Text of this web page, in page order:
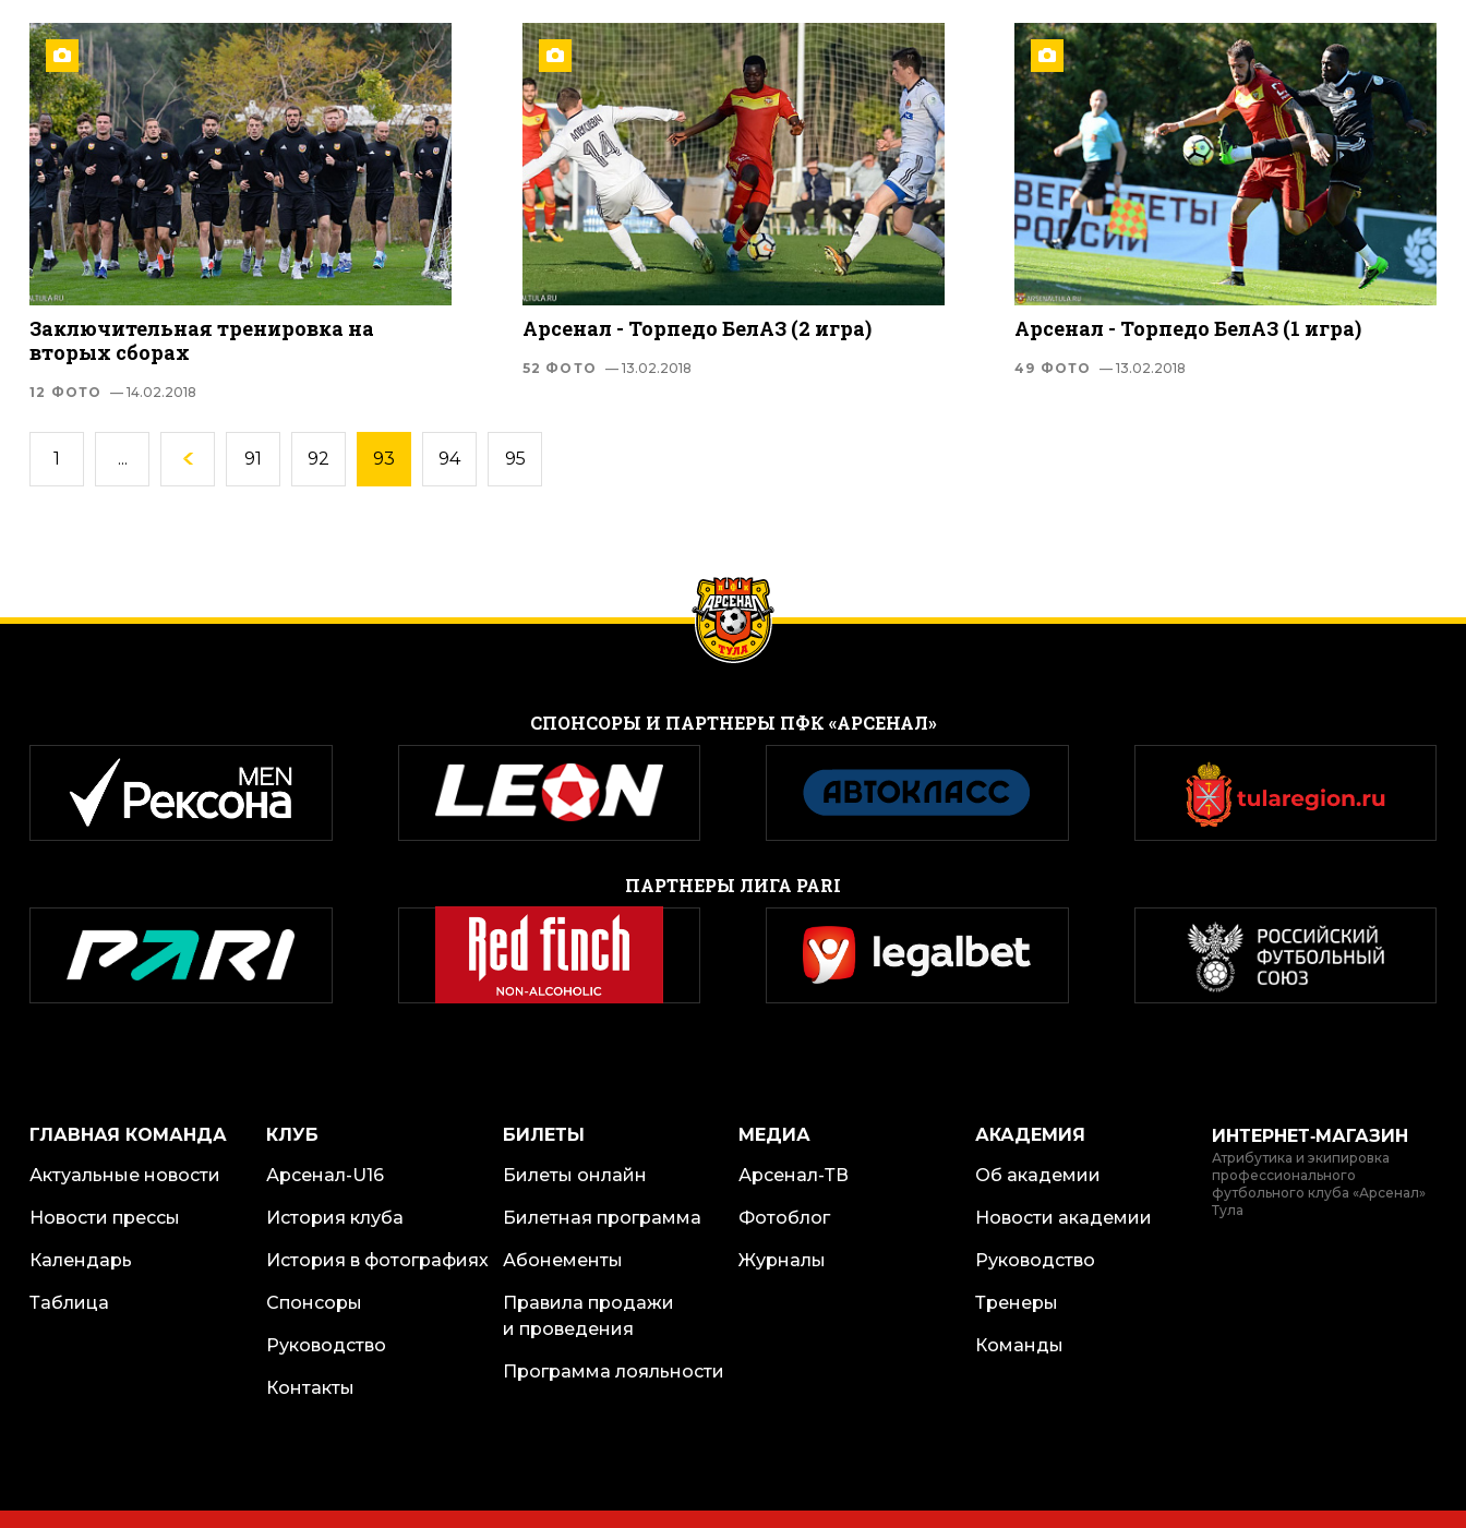
Заключительная тренировка на
вторых сборах
12 ФОТО — 14.02.2018
Арсенал - Торпедо БелАЗ (2 игра)
52 ФОТО — 13.02.2018
Арсенал - Торпедо БелАЗ (1 игра)
49 ФОТО — 13.02.2018
1 ... 91 92 93 94 95
CПОНСОРЫ И ПАРТНЕРЫ ПФК «АРСЕНАЛ»
ПАРТНЕРЫ ЛИГА PARI
ГЛАВНАЯ КОМАНДА
Актуальные новости
Новости прессы
Календарь
Таблица
КЛУБ
Арсенал-U16
История клуба
История в фотографиях
Спонсоры
Руководство
Контакты
БИЛЕТЫ
Билеты онлайн
Билетная программа
Абонементы
Правила продажи
и проведения
Программа лояльности
МЕДИА
Арсенал-ТВ
Фотоблог
Журналы
АКАДЕМИЯ
Об академии
Новости академии
Руководство
Тренеры
Команды
ИНТЕРНЕТ‑МАГАЗИН
Атрибутика и экипировка
профессионального
футбольного клуба «Арсенал»
Тула